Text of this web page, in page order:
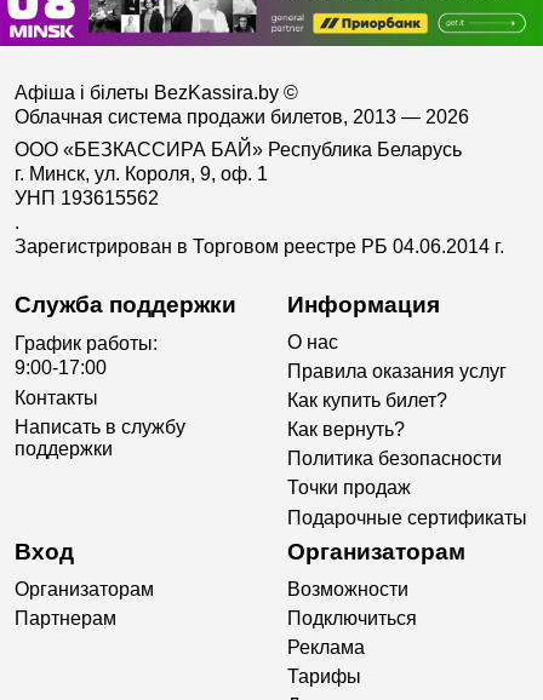
Афіша і білеты BezKassira.by ©
Облачная система продажи билетов, 2013 — 2026
ООО «БЕЗКАССИРА БАЙ» Республика Беларусь
г. Минск, ул. Короля, 9, оф. 1
УНП 193615562
.
Зарегистрирован в Торговом реестре РБ 04.06.2014 г.
Служба поддержки
График работы:
9:00-17:00
Контакты
Написать в службу
поддержки
Информация
О нас
Правила оказания услуг
Как купить билет?
Как вернуть?
Политика безопасности
Точки продаж
Подарочные сертификаты
Вход
Организаторам
Партнерам
Организаторам
Возможности
Подключиться
Реклама
Тарифы